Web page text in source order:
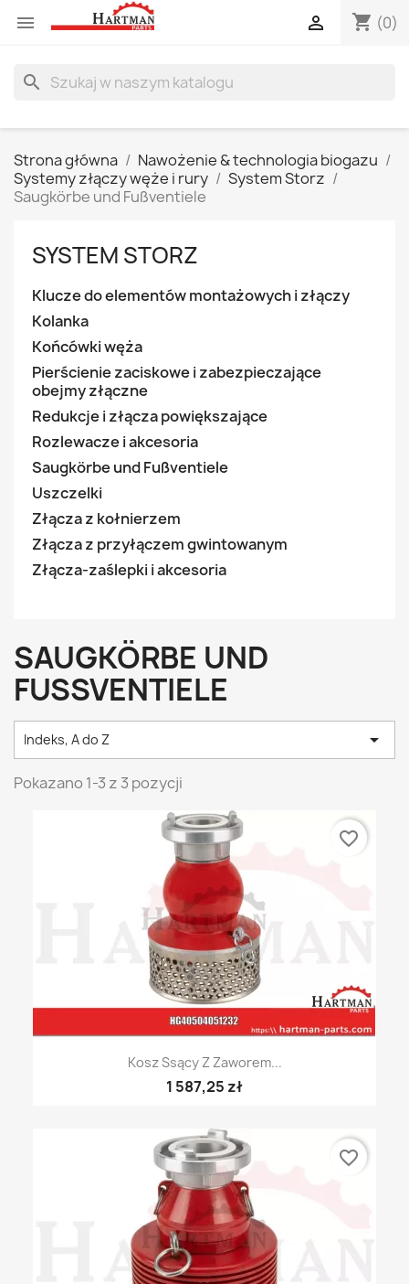
 shopping_cart (0)

search
Strona główna
Nawożenie & technologia biogazu
Systemy złączy węże i rury
System Storz
Saugkörbe und Fußventiele
SYSTEM STORZ
Klucze do elementów montażowych i złączy
Kolanka
Końcówki węża
Pierścienie zaciskowe i zabezpieczające
obejmy złączne
Redukcje i złącza powiększające
Rozlewacze i akcesoria
Saugkörbe und Fußventiele
Uszczelki
Złącza z kołnierzem
Złącza z przyłączem gwintowanym
Złącza-zaślepki i akcesoria
SAUGKÖRBE UND
FUSSVENTIELE
Indeks, A do Z 
Pokazano 1-3 z 3 pozycji
Kosz Ssący Z Zaworem...
1 587,25 zł
favorite_border
favorite_border